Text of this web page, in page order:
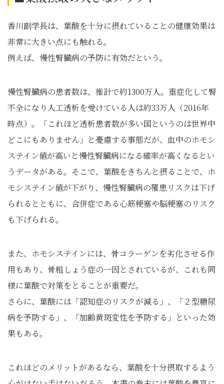
香川副学長は、葉酸を十分に摂れていることの健康効果は
非常に大きい点にも触れる。
例えば、慢性腎臓病の予防に有効だという。
慢性腎臓病の患者数は、推計で約1300万人。重症化して腎
不全になり人工透析を受けている人は約33万人（2016年
時点）。「これほど透析患者数が多い国というのは世界中
どこにもありません」と憂慮する事態だが、血中のホモシ
ステイン値が高いと慢性腎臓病になる確率が高くなるとい
うデータがある。そこで、葉酸をきちんと摂ることで、ホ
モシステイン値が下がり、慢性腎臓病の罹患リスクは下げ
られるとともに、合併症である心筋梗塞や脳梗塞のリスク
も下げられる。
また、ホモシステインには、骨コラーゲンを劣化させる作
用もあり、骨粗しょう症の一因とされているが、これも同
様に葉酸で対策をとることが重要だ。
さらに、葉酸には「認知症のリスクが減る」、「２型糖尿
病を予防する」、「加齢黄斑変性を予防する」といった効
果もある。
これほどのメリットがあるなら、葉酸を十分摂取するよう